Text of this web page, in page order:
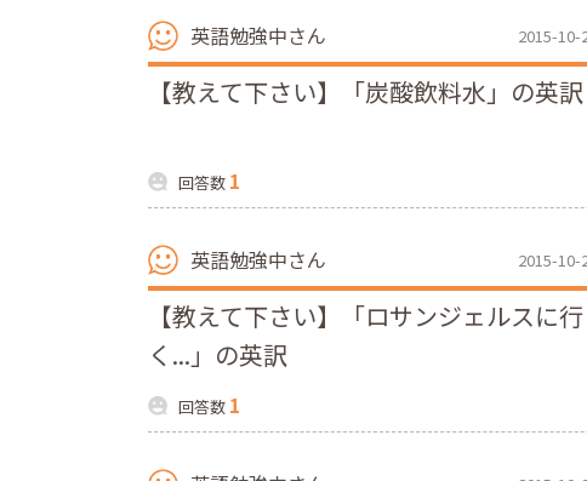
英語勉強中さん 2015-10-
【教えて下さい】「炭酸飲料水」の英訳
回答数 1
英語勉強中さん 2015-10-
【教えて下さい】「ロサンジェルスに行
く...」の英訳
回答数 1